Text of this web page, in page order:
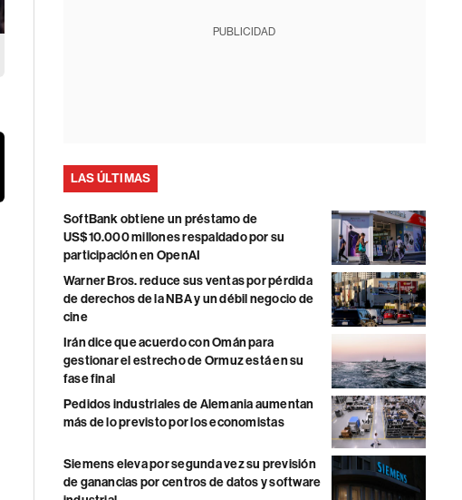
PUBLICIDAD
LAS ÚLTIMAS
SoftBank obtiene un préstamo de
US$10.000 millones respaldado por su
participación en OpenAI
Warner Bros. reduce sus ventas por pérdida
de derechos de la NBA y un débil negocio de
cine
Irán dice que acuerdo con Omán para
gestionar el estrecho de Ormuz está en su
fase final
Pedidos industriales de Alemania aumentan
más de lo previsto por los economistas
Siemens eleva por segunda vez su previsión
de ganancias por centros de datos y software